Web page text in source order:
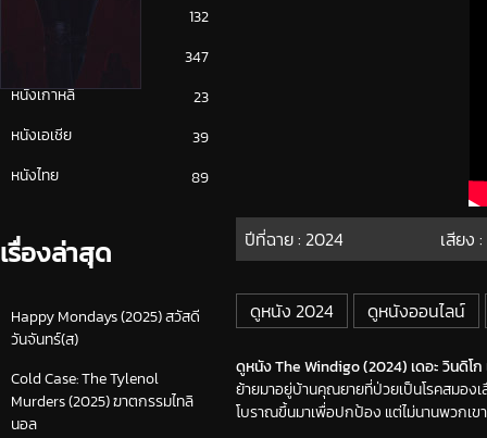
132
347
หนังเกาหลี
23
หนังเอเชีย
39
หนังไทย
89
เรื่องล่าสุด
Happy Mondays (2025) สวัสดี
วันจันทร์(ส)
Cold Case: The Tylenol
Murders (2025) ฆาตกรรมไทลิ
นอล
ปีที่ฉาย : 2024 เสียง
ดูหนัง 2024 ดูหนังออนไลน์
ดูหนัง The Windigo (2024) เดอะ วินดิโก
ย้ายมาอยู่บ้านคุณยายที่ป่วยเป็นโรคสมอ
โบราณขึ้นมาเพื่อปกป้อง แต่ไม่นานพวกเข